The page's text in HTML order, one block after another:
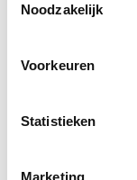
We gebruiken
verstrekt of die
Noodzakelijk
Voorkeuren
Statistieken